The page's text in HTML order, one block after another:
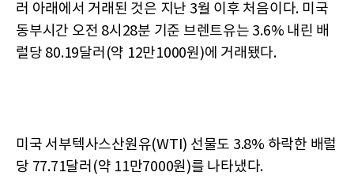
러 아래에서 거래된 것은 지난 3월 이후 처음이다. 미국
동부시간 오전 8시28분 기준 브렌트유는 3.6% 내린 배
럴당 80.19달러(약 12만1000원)에 거래됐다.
미국 서부텍사스산원유(WTI) 선물도 3.8% 하락한 배럴
당 77.71달러(약 11만7000원)를 나타냈다.